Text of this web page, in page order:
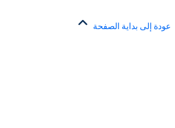
عودة إلى بداية الصفحة